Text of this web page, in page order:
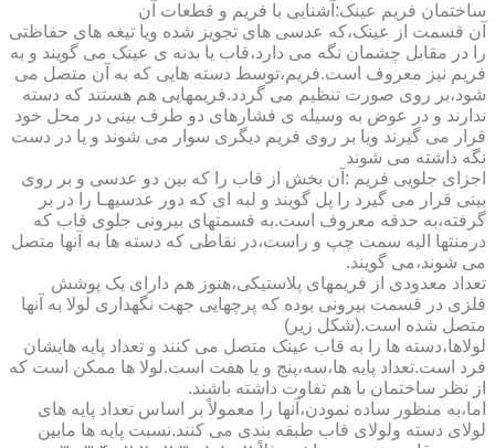
ساختمان فریم عینک:آشنایی با فریم و قطعات آن
آن قسمت از عینک،که عدسی های تجویز شده ویا تیغه های حفاظتی
را در مقابل چشمان نگه می دارد،قاب یا بدنه ی عینک می گویند و به
فریم نیز معروف است.فریم،توسط دسته هایی که به آن متصل می
شود،بر روی صورت تنظیم می گردد.فریمهایی هم هستند که دسته
ندارند و در عوض به وسیله ی فشارهای دو طرف بینی در محل خود
قرار می گیرند ویا بر روی فریم دیگری سوار می شوند و یا در دست
نگه داشته می شوند
اجزای جلویی فریم :آن بخش از قاب را که بین دو عدسی و بر روی
بینی قرار می گیرد را پل گویند و لبه ای که دور عدسیهـا را در بر
گرفته،به حدقه معروف است.به قسمتهای بیرونی جلوی قاب که
درمنتها الیه سمت چپ و راست،در نقاطی که دسته ها به آنها متصل
می شوند،می گویند.
تعداد معدودی از فریمهای پلاستیکی،هنوز هم دارای یک پوشش
فلزی در قسمت بیرونی بوده که پرچهایی جهت نگهداری لولا به آنها
متصل شده است.(شکل زیر)
لولاها،دسته ها را به قاب عینک متصل می کنند و تعداد پایه هایشان
فرد است.تعداد پایه ها،سه،پنج و یا هفت است.لولا ها ممکن است که
از نظر ساختمان با هم تفاوت داشته باشند.
اما،به منظور ساده نمودن،آنها را معمولاً بر اساس تعداد پایه های
لولای دسته ولولای قاب طبقه بندی می کنند.نسبت پایه ها مابین